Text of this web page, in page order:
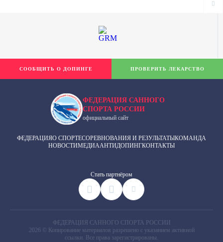
ФЕДЕРАЦИЯ САННОГО
СПОРТА РОССИИ
официальный сайт
ФЕДЕРАЦИЯО СПОРТЕСОРЕВНОВАНИЯ И РЕЗУЛЬТАТЫКОМАНДА
НОВОСТИМЕДИААНТИДОПИНГКОНТАКТЫ
Cтать партнёром
СООБЩИТЬ О ДОПИНГЕ ПРОВЕРИТЬ ЛЕКАРСТВО
ФЕДЕРАЦИЯ САННОГО СПОРТА РОССИИ
2026 © Копирование материалов разрешено с указанием активной
ссылки. Все права зарегистрированы.